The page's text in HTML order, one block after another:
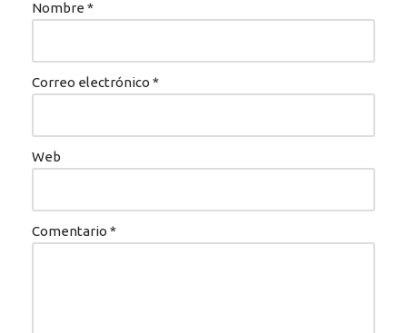
Nombre *
Correo electrónico *
Web
Comentario *